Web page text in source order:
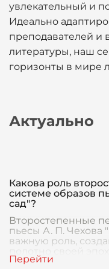
увлекательный и
Идеально
преподавателей и
литературы, наш
горизонты в мире
Актуально
Какова роль
системе образов
сад"?
Второстепенные
пьесы А. П. Чехова
важную роль,
аспекты ж